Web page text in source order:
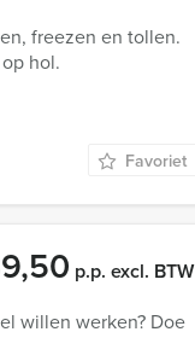
freezen en tollen.
hol.
Favoriet
p.p. excl. BTW
willen werken? Doe